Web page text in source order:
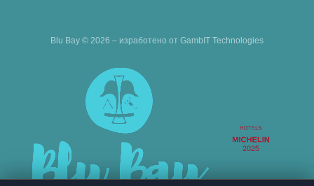
РЕЗЕРВИРАЙ ПРЕЖИВЯВАНЕ
Blu Bay © 2026 – изработено от GambIT Technologies